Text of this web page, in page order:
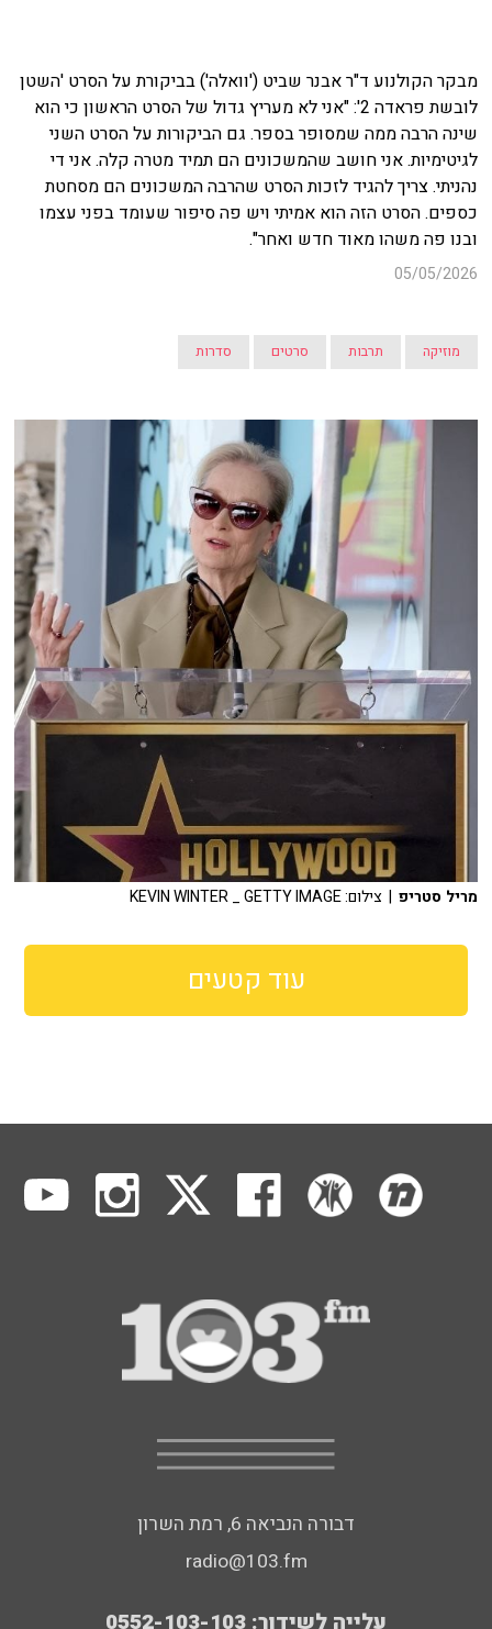
מבקר הקולנוע ד"ר אבנר שביט ('וואלה') בביקורת על הסרט 'השטן
לובשת פראדה 2': "אני לא מעריץ גדול של הסרט הראשון כי הוא
שינה הרבה ממה שמסופר בספר. גם הביקורות על הסרט השני
לגיטימיות. אני חושב שהמשכונים הם תמיד מטרה קלה. אני די
נהניתי. צריך להגיד לזכות הסרט שהרבה המשכונים הם מסחטת
כספים. הסרט הזה הוא אמיתי ויש פה סיפור שעומד בפני עצמו
ובנו פה משהו מאוד חדש ואחר".
05/05/2026
מוזיקה תרבות סרטים סדרות
מריל סטריפ | צילום: KEVIN WINTER _ GETTY IMAGE
עוד קטעים
דבורה הנביאה 6, רמת השרון
radio@103.fm
עלייה לשידור: 0552-103-103